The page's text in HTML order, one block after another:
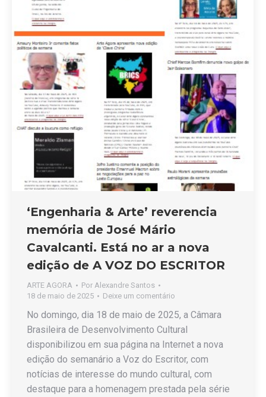
‘Engenharia & Arte’ reverencia
memória de José Mário
Cavalcanti. Está no ar a nova
edição de A VOZ DO ESCRITOR
ARTE AGORA Por Alexandre Santos
18 de maio de 2025
Deixe um comentário
No domingo, dia 18 de maio de 2025, a Câmara
Brasileira de Desenvolvimento Cultural
disponibilizou em sua página na Internet a nova
edição do semanário a Voz do Escritor, com
notícias de interesse do mundo cultural, com
destaque para a homenagem prestada pela série